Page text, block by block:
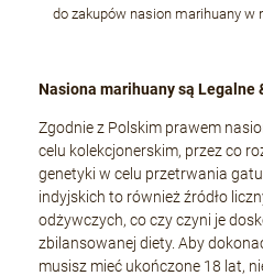
do zakupów nasion marihuany w
Nasiona marihuany są Legalne
Zgodnie z Polskim prawem
celu kolekcjonerskim, przez co
genetyki w celu przetrwania
indyjskich to również źródło
odżywczych, co czy czyni je
zbilansowanej diety. Aby
musisz mieć ukończone 18 lat,